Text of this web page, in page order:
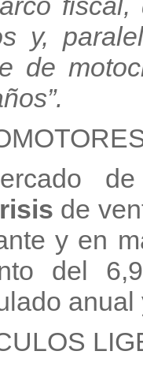
y,
de
de
y en
del